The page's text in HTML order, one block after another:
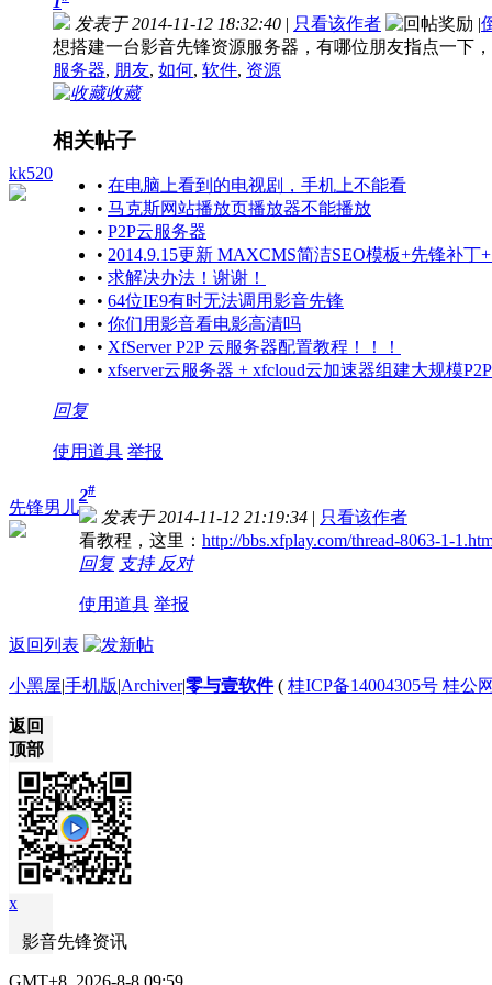
kk520
发表于 2014-11-12 18:32:40 | 只看该作者 |
想搭建一台影音先锋资源服务器，有哪位朋友指点一下
服务器, 朋友, 如何, 软件, 资源
收藏
相关帖子
• 在电脑上看到的电视剧，手机上不能看
• 马克斯网站播放页播放器不能播放
• P2P云服务器
• 2014.9.15更新 MAXCMS简洁SEO模板+先锋补丁
• 求解决办法！谢谢！
• 64位IE9有时无法调用影音先锋
• 你们用影音看电影高清吗
• XfServer P2P 云服务器配置教程！！！
• xfserver云服务器 + xfcloud云加速器组建大规模
回复
使用道具 举报
先锋男儿
2#
发表于 2014-11-12 21:19:34 | 只看该作者
看教程，这里： http://bbs.xfplay.com/thread-8063-1-
回复 支持 反对
使用道具 举报
返回列表
小黑屋|手机版|Archiver|零与壹软件( 桂ICP备14004305号 桂公
返回
顶部
x
影音先锋资讯
GMT+8, 2026-8-8 09:59